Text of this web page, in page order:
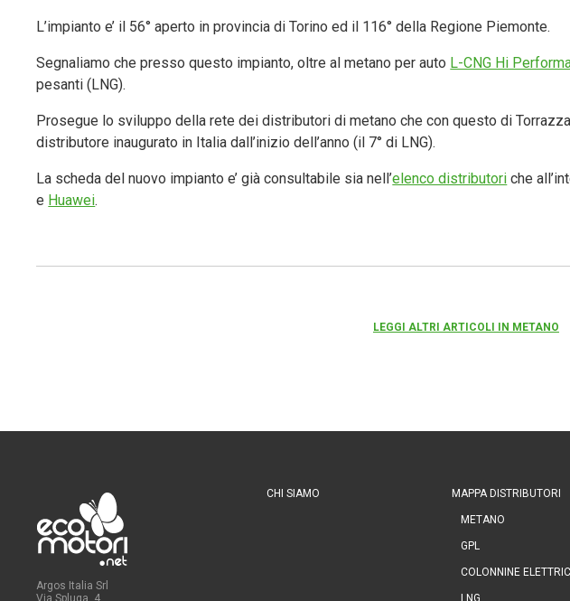
L’impianto e’ il 56° aperto in provincia di Torino ed il 116° della Regione Piemonte.
Segnaliamo che presso questo impianto, oltre al metano per auto L-CNG Hi
pesanti (LNG).
Prosegue lo sviluppo della rete dei distributori di metano che con questo di
distributore inaugurato in Italia dall’inizio dell’anno (il 7° di LNG).
La scheda del nuovo impianto e’ già consultabile sia nell’elenco distributori che
e Huawei.
LEGGI ALTRI ARTICOLI IN METANO
Argos Italia Srl
Via Spluga, 4
CHI SIAMO MAPPA DISTRIBUTORI
METANO
GPL
COLONNINE
LNG